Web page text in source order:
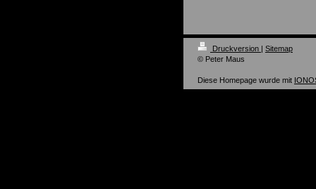
Druckversion | Sitemap
© Peter Maus
Diese Homepage wurde mit